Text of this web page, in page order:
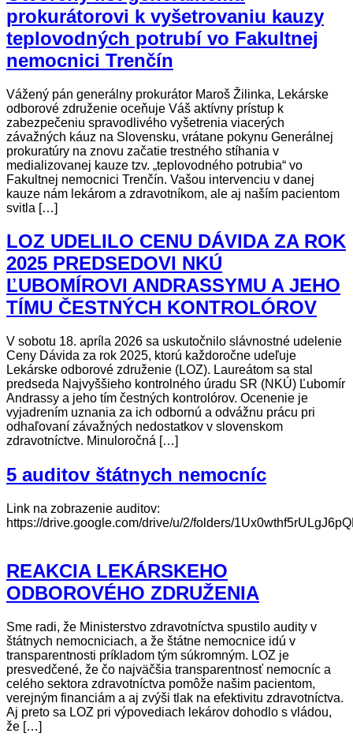
prokurátorovi k vyšetrovaniu kauzy
teplovodných potrubí vo Fakultnej
nemocnici Trenčín
Vážený pán generálny prokurátor Maroš Žilinka, Lekárske
odborové združenie oceňuje Váš aktívny prístup k
zabezpečeniu spravodlivého vyšetrenia viacerých
závažných káuz na Slovensku, vrátane pokynu Generálnej
prokuratúry na znovu začatie trestného stíhania v
medializovanej kauze tzv. „teplovodného potrubia“ vo
Fakultnej nemocnici Trenčín. Vašou intervenciu v danej
kauze nám lekárom a zdravotníkom, ale aj naším pacientom
svitla […]
LOZ UDELILO CENU DÁVIDA ZA ROK
2025 PREDSEDOVI NKÚ
ĽUBOMÍROVI ANDRASSYMU A JEHO
TÍMU ČESTNÝCH KONTROLÓROV
V sobotu 18. apríla 2026 sa uskutočnilo slávnostné udelenie
Ceny Dávida za rok 2025, ktorú každoročne udeľuje
Lekárske odborové združenie (LOZ). Laureátom sa stal
predseda Najvyššieho kontrolného úradu SR (NKÚ) Ľubomír
Andrassy a jeho tím čestných kontrolórov. Ocenenie je
vyjadrením uznania za ich odbornú a odvážnu prácu pri
odhaľovaní závažných nedostatkov v slovenskom
zdravotníctve. Minuloročná […]
5 auditov štátnych nemocníc
Link na zobrazenie auditov:
https://drive.google.com/drive/u/2/folders/
REAKCIA LEKÁRSKEHO
ODBOROVÉHO ZDRUŽENIA
Sme radi, že Ministerstvo zdravotníctva spustilo audity v
štátnych nemocniciach, a že štátne nemocnice idú v
transparentnosti príkladom tým súkromným. LOZ je
presvedčené, že čo najväčšia transparentnosť nemocníc a
celého sektora zdravotníctva pomôže našim pacientom,
verejným financiám a aj zvýši tlak na efektivitu zdravotníctva.
Aj preto sa LOZ pri výpovediach lekárov dohodlo s vládou,
že […]